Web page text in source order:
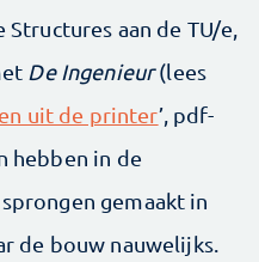
aan de TU/e,
De Ingenieur(lees
uit de printer’, pdf-
hebben in de
gemaakt in
de bouw nauwelijks.